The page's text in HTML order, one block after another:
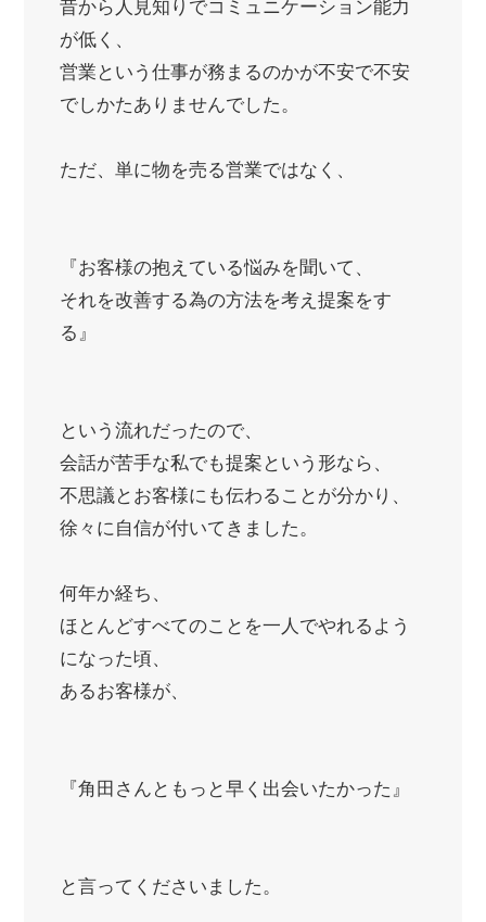
昔から人見知りでコミュニケーション能力
が低く、
営業という仕事が務まるのかが不安で不安
でしかたありませんでした。
ただ、単に物を売る営業ではなく、
『お客様の抱えている悩みを聞いて、
それを改善する為の方法を考え提案をす
る』
という流れだったので、
会話が苦手な私でも提案という形なら、
不思議とお客様にも伝わることが分かり、
徐々に自信が付いてきました。
何年か経ち、
ほとんどすべてのことを一人でやれるよう
になった頃、
あるお客様が、
『角田さんともっと早く出会いたかった』
と言ってくださいました。